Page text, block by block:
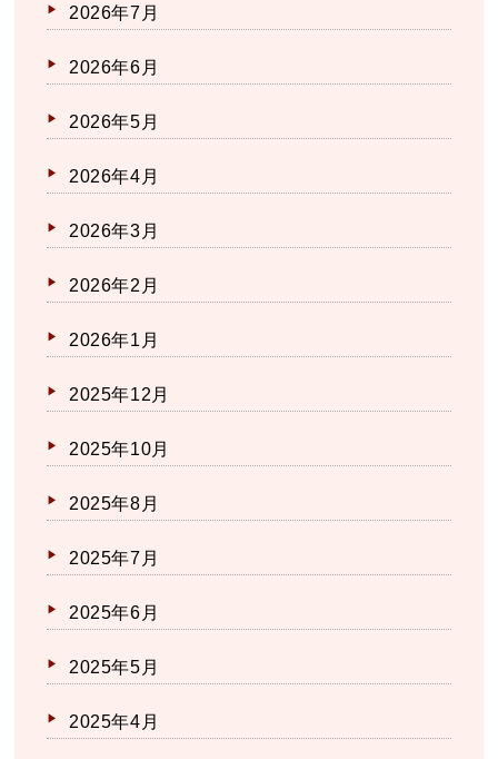
2026年7月
2026年6月
2026年5月
2026年4月
2026年3月
2026年2月
2026年1月
2025年12月
2025年10月
2025年8月
2025年7月
2025年6月
2025年5月
2025年4月